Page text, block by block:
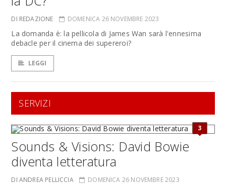
DI REDAZIONE DOMENICA 26 NOVEMBRE 2023
La domanda è: la pellicola di James Wan sarà l'ennesima
debacle per il cinema dei supereroi?
LEGGI
SERVIZI
3
Sounds & Visions: David Bowie
diventa letteratura
DI ANDREA PELLICCIA DOMENICA 26 NOVEMBRE 2023